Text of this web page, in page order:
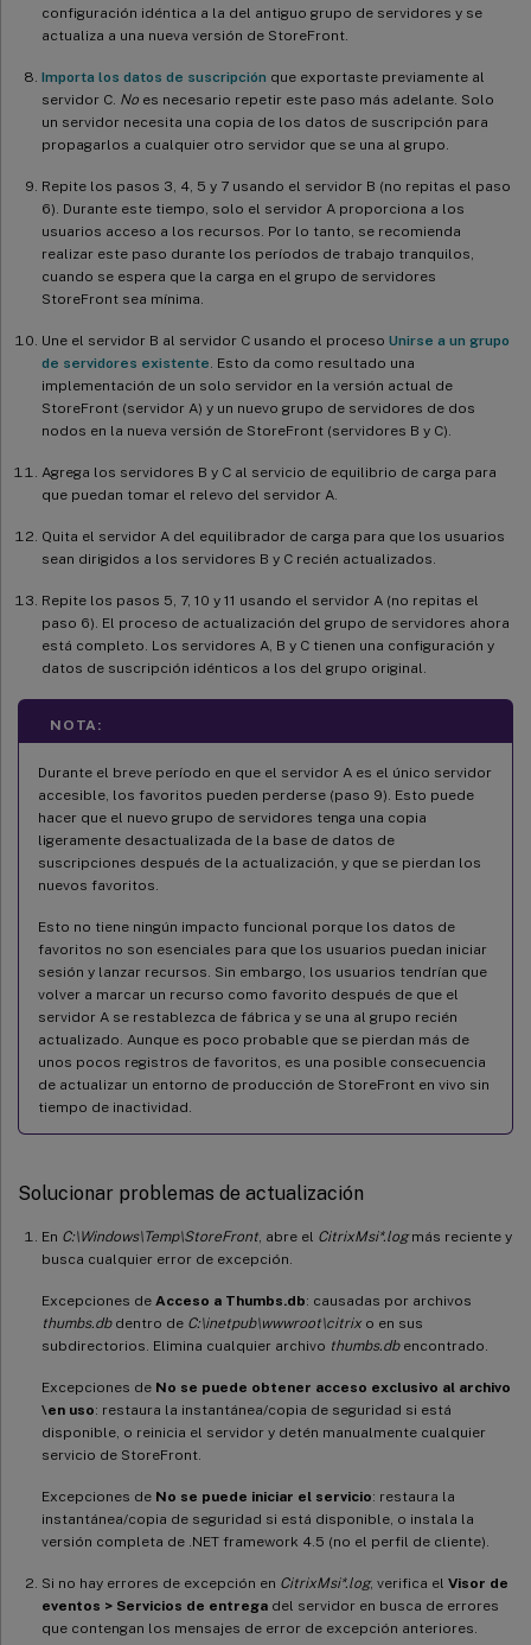
configuración idéntica a la del antiguo grupo de servidores y se
actualiza a una nueva versión de StoreFront.
Importa los datos de suscripción que exportaste previamente al
servidor C. No es necesario repetir este paso más adelante. Solo
un servidor necesita una copia de los datos de suscripción para
propagarlos a cualquier otro servidor que se una al grupo.
Repite los pasos 3, 4, 5 y 7 usando el servidor B (no repitas el paso
6). Durante este tiempo, solo el servidor A proporciona a los
usuarios acceso a los recursos. Por lo tanto, se recomienda
realizar este paso durante los períodos de trabajo tranquilos,
cuando se espera que la carga en el grupo de servidores
StoreFront sea mínima.
Une el servidor B al servidor C usando el proceso Unirse a un grupo
de servidores existente . Esto da como resultado una
implementación de un solo servidor en la versión actual de
StoreFront (servidor A) y un nuevo grupo de servidores de dos
nodos en la nueva versión de StoreFront (servidores B y C).
Agrega los servidores B y C al servicio de equilibrio de carga para
que puedan tomar el relevo del servidor A.
Quita el servidor A del equilibrador de carga para que los usuarios
sean dirigidos a los servidores B y C recién actualizados.
Repite los pasos 5, 7, 10 y 11 usando el servidor A (no repitas el
paso 6). El proceso de actualización del grupo de servidores ahora
está completo. Los servidores A, B y C tienen una configuración y
datos de suscripción idénticos a los del grupo original.
NOTA:
Durante el breve período en que el servidor A es el único servidor
accesible, los favoritos pueden perderse (paso 9). Esto puede
hacer que el nuevo grupo de servidores tenga una copia
ligeramente desactualizada de la base de datos de
suscripciones después de la actualización, y que se pierdan los
nuevos favoritos.
Esto no tiene ningún impacto funcional porque los datos de
favoritos no son esenciales para que los usuarios puedan iniciar
sesión y lanzar recursos. Sin embargo, los usuarios tendrían que
volver a marcar un recurso como favorito después de que el
servidor A se restablezca de fábrica y se una al grupo recién
actualizado. Aunque es poco probable que se pierdan más de
unos pocos registros de favoritos, es una posible consecuencia
de actualizar un entorno de producción de StoreFront en vivo sin
tiempo de inactividad.
Solucionar problemas de actualización
En C:\Windows\Temp\StoreFront, abre el CitrixMsi*.logmás reciente y
busca cualquier error de excepción.
Excepciones de Acceso a Thumbs.db: causadas por archivos
thumbs.dbdentro de C:\inetpub\wwwroot\citrix o en sus
subdirectorios. Elimina cualquier archivo thumbs.dbencontrado.
Excepciones de No se puede obtener acceso exclusivo al archivo
\en uso: restaura la instantánea/copia de seguridad si está
disponible, o reinicia el servidor y detén manualmente cualquier
servicio de StoreFront.
Excepciones de No se puede iniciar el servicio: restaura la
instantánea/copia de seguridad si está disponible, o instala la
versión completa de .NET framework 4.5 (no el perfil de cliente).
Si no hay errores de excepción en CitrixMsi*.log, verifica el Visor de
eventos > Servicios de entrega del servidor en busca de errores
que contengan los mensajes de error de excepción anteriores.